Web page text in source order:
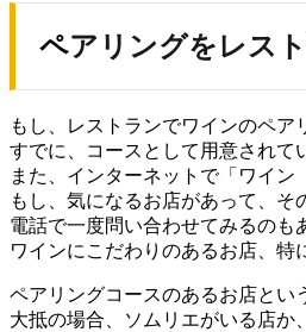
ペアリングをレス
もし、レストランでワインのペア
すでに、コースとして用意されて
また、インターネットで「ワイ
もし、気になるお店があって、そ
電話で一度問い合わせてみるのも
ワインにこだわりのあるお店、特
ペアリングコースのあるお店とい
大抵の場合、ソムリエがいる店か